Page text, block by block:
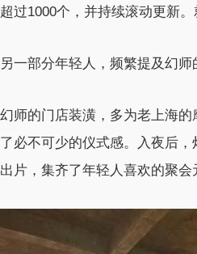
超过1000个，并持续滚动更新
另一部分年轻人，频繁提及幻师
幻师的门店装潢，多为老上海的
了必不可少的仪式感。入夜后
出片，集齐了年轻人喜欢的聚会